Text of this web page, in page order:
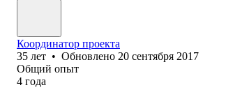
Координатор проекта
35 лет • Обновлено 20 сентября 2017
Общий опыт
4 года